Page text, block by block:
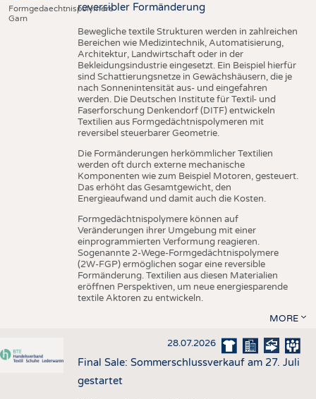
Formgedaechtnispolymere
Garn
reversibler Formänderung
Bewegliche textile Strukturen werden in zahlreichen
Bereichen wie Medizintechnik, Automatisierung,
Architektur, Landwirtschaft oder in der
Bekleidungsindustrie eingesetzt. Ein Beispiel hierfür
sind Schattierungsnetze in Gewächshäusern, die je
nach Sonnenintensität aus- und eingefahren
werden. Die Deutschen Institute für Textil- und
Faserforschung Denkendorf (DITF) entwickeln
Textilien aus Formgedächtnispolymeren mit
reversibel steuerbarer Geometrie.
Die Formänderungen herkömmlicher Textilien
werden oft durch externe mechanische
Komponenten wie zum Beispiel Motoren, gesteuert.
Das erhöht das Gesamtgewicht, den
Energieaufwand und damit auch die Kosten.
Formgedächtnispolymere können auf
Veränderungen ihrer Umgebung mit einer
einprogrammierten Verformung reagieren.
Sogenannte 2-Wege-Formgedächtnispolymere
(2W-FGP) ermöglichen sogar eine reversible
Formänderung. Textilien aus diesen Materialien
eröffnen Perspektiven, um neue energiesparende
textile Aktoren zu entwickeln.
MORE
28.07.2026
Final Sale: Sommerschlussverkauf am 27. Juli
gestartet